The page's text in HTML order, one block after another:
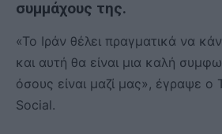
συμμάχους της.
«Το Ιράν θέλει πραγματικά να
και αυτή θα είναι μια καλή
όσους είναι μαζί μας», έγραψε ο
Social.